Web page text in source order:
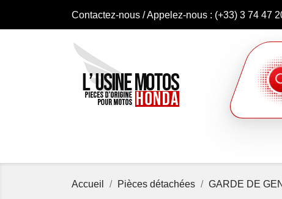
Contactez-nous / Appelez-nous : (+33) 3 74 47
Accueil Pièces détachées GARDE DE